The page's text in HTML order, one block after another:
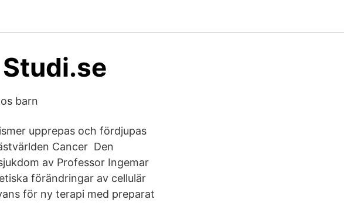
barn
upprepas och fördjupas
Cancer Den
av Professor Ingemar
förändringar av cellulär
för ny terapi med preparat